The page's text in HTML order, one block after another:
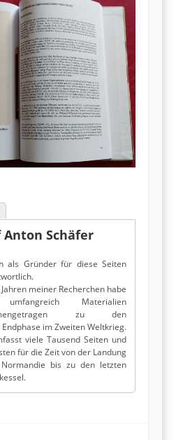
Anton Schäfer
als Gründer für diese Seiten
meiner Recherchen habe
Materialien
zu den
im Zweiten Weltkrieg.
viele Tausend Seiten und
für die Zeit von der Landung
bis zu den letzten